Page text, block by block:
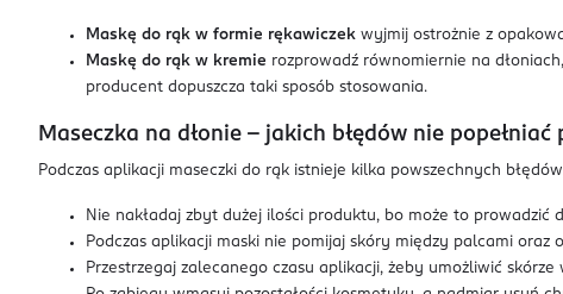
Maskę do rąk w formie rękawiczek wyjmij ostrożnie z
Maskę do rąk w kremie rozprowadź równomiernie na
producent dopuszcza taki sposób stosowania.
Maseczka na dłonie – jakich błędów nie popełniać
Podczas aplikacji maseczki do rąk istnieje kilka powszechnych
Nie nakładaj zbyt dużej ilości produktu, bo może to
Podczas aplikacji maski nie pomijaj skóry między palcami
Przestrzegaj zalecanego czasu aplikacji, żeby umożliwić